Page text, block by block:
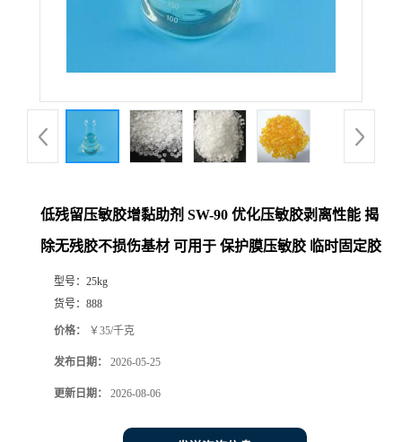
低残留压敏胶增黏助剂 SW-90 优化压敏胶剥离性能 揭
除无残胶不损伤基材 可用于 保护膜压敏胶 临时固定胶
型号： 25kg
货号： 888
价格： ￥35/千克
发布日期： 2026-05-25
更新日期： 2026-08-06